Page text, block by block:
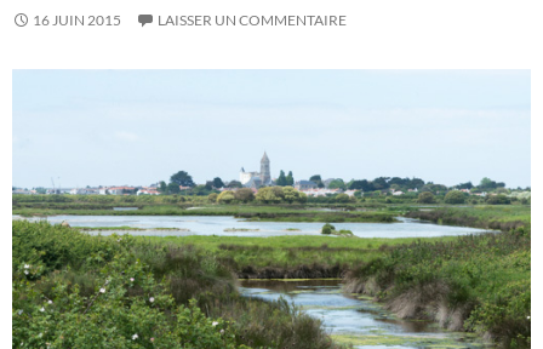
16 JUIN 2015 LAISSER UN COMMENTAIRE